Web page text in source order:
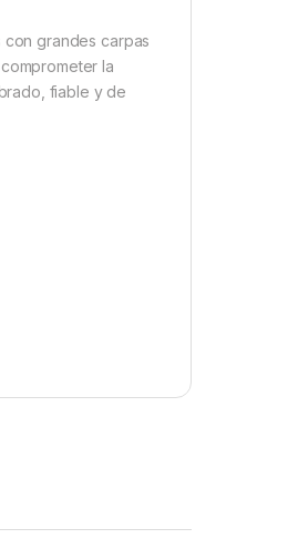
con grandes carpas
la
fiable y de